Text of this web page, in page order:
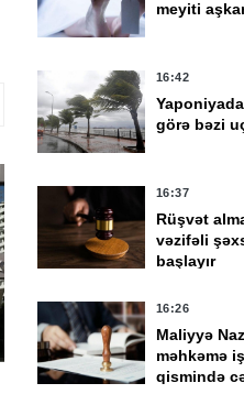
5 Avqust 10:42
meyiti
16:42
görə bəzi
16:37
Rüşvət
vəzifəli
başlayır
16:26
Maliyyə
məhkəmə
qismində